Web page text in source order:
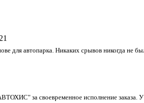
для автопарка. Никаких срывов никогда
за своевременное исполнение заказа.